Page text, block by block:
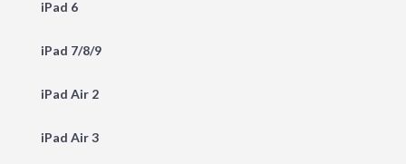
iPad 6
iPad 7/8/9
iPad Air 2
iPad Air 3